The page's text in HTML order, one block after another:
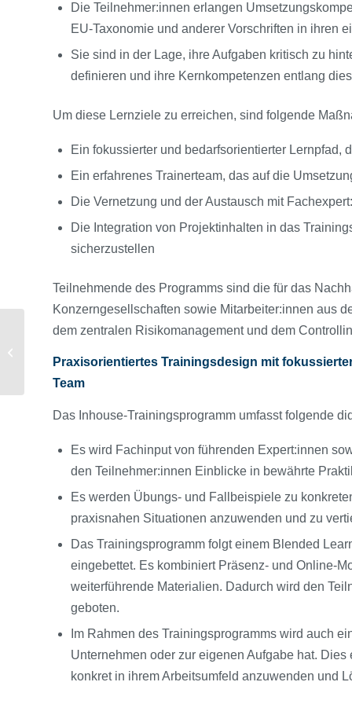
Die Teilnehmer:innen erlangen
EU-Taxonomie und anderer Vorschriften in ihren
Sie sind in der Lage, ihre Aufgaben kritisch zu
definieren und ihre Kernkompetenzen entlang
Um diese Lernziele zu erreichen, sind folgende
Ein fokussierter und bedarfsorientierter
Ein erfahrenes Trainerteam, das auf die
Die Vernetzung und der Austausch mit
Die Integration von Projektinhalten in das
sicherzustellen
Teilnehmende des Programms sind die für das
Konzerngesellschaften sowie Mitarbeiter:innen aus
dem zentralen Risikomanagement und dem
Praxisorientiertes Trainingsdesign mit
Team
Das Inhouse-Trainingsprogramm umfasst folgende
Es wird Fachinput von führenden Expert:innen
den Teilnehmer:innen Einblicke in bewährte
Es werden Übungs- und Fallbeispiele zu
praxisnahen Situationen anzuwenden und zu
Das Trainingsprogramm folgt einem Blended
eingebettet. Es kombiniert Präsenz- und Online-
weiterführende Materialien. Dadurch wird den
geboten.
Im Rahmen des Trainingsprogramms wird auch
Unternehmen oder zur eigenen Aufgabe hat.
konkret in ihrem Arbeitsumfeld anzuwenden und
Wesentlich ist die
Performance und
Nachhaltigkeit